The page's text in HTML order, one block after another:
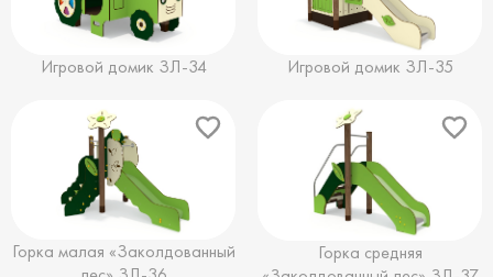
Игровой домик ЗЛ-34 Игровой домик ЗЛ-35
Горка малая «Заколдованный
Горка средняя